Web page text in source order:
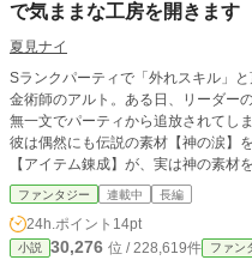
で気ままな工房を開きます
夏見ナイ
Sランクパーティで「外れスキル」
金術師のアルト。ある日、リーダー
無一文でパーティから追放されてし
彼は偶然にも伝説の素材【神の涙】
【アイテム錬成】が、実は神の素材
辺境で小さな工房を開いたアルトの
て、なぜか聖女や竜王（美少女の姿
日々が始まる。 一方、アルトを失っ
なって彼に復帰を懇願してくるが
ファンタジー 連載中 長編
24h.ポイント 14pt
小説 30,276 位 / 228,619件 ファン